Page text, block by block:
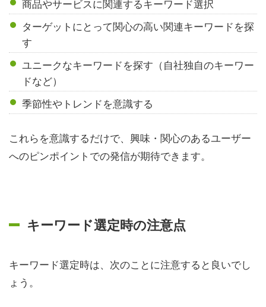
商品やサービスに関連するキーワード選択
ターゲットにとって関心の高い関連キーワードを探
す
ユニークなキーワードを探す（自社独自のキーワー
ドなど）
季節性やトレンドを意識する
これらを意識するだけで、興味・関心のあるユーザー
へのピンポイントでの発信が期待できます。
キーワード選定時の注意点
キーワード選定時は、次のことに注意すると良いでし
ょう。